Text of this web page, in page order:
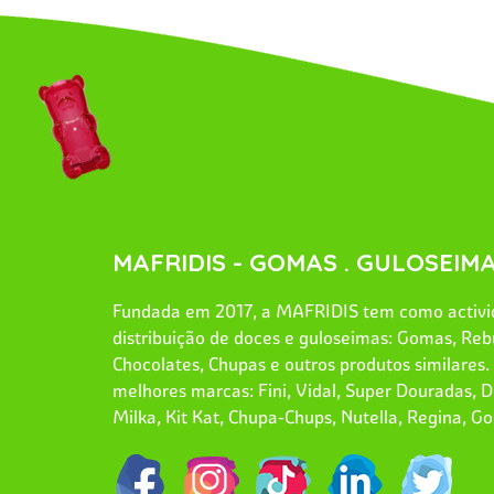
MAFRIDIS - GOMAS .
Fundada em 2017, a MAFRIDIS tem como
distribuição de doces e guloseimas: Gomas,
Chocolates, Chupas e outros produtos
melhores marcas: Fini, Vidal, Super Douradas,
Milka, Kit Kat, Chupa-Chups, Nutella, Regina,